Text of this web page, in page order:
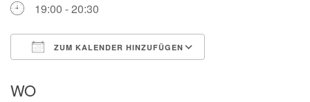
19:00 - 20:30
ZUM KALENDER HINZUFÜGEN
WO